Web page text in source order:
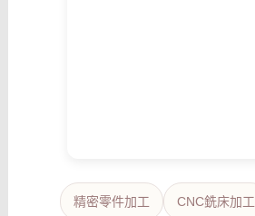
精密零件加工 CNC銑床加工